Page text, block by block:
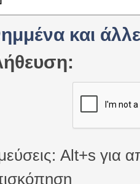
και
Alt+s για